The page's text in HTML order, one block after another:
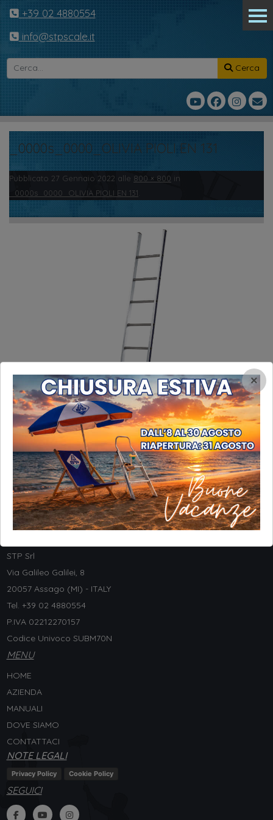
+39 02 4880554
info@stpscale.it
Cerca
_0000s_0000_OLIVIA PIOLI EN 131
Pubblicato 27 Gennaio 2022 alle 800 × 800 in
_0000s_0000_OLIVIA PIOLI EN 131
STP Srl
Via Galileo Galilei, 8
20057 Assago (MI) - ITALY
Tel. +39 02 4880554
P.IVA 02212270157
Codice Univoco SUBM70N
MENU
HOME
AZIENDA
MANUALI
DOVE SIAMO
CONTATTACI
NOTE LEGALI
Privacy Policy Cookie Policy
SEGUICI
×